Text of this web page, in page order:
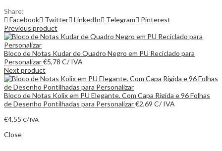
Share:
Facebook
Twitter LinkedIn Telegram
Pinterest
Previous product
Bloco de Notas Kudar de Quadro Negro em PU Reciclado para
Personalizar€5,78 C/ IVA
Next product
Bloco de Notas Kolix em PU Elegante. Com Capa Rígida e 96 Folhas
de Desenho Pontilhadas para Personalizar€2,69 C/ IVA
€4,55 C/ IVA
Close